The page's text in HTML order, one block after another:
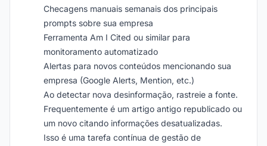
Checagens manuais semanais dos principais
prompts sobre sua empresa
Ferramenta Am I Cited ou similar para
monitoramento automatizado
Alertas para novos conteúdos mencionando sua
empresa (Google Alerts, Mention, etc.)
Ao detectar nova desinformação, rastreie a fonte.
Frequentemente é um artigo antigo republicado ou
um novo citando informações desatualizadas.
Isso é uma tarefa contínua de gestão de